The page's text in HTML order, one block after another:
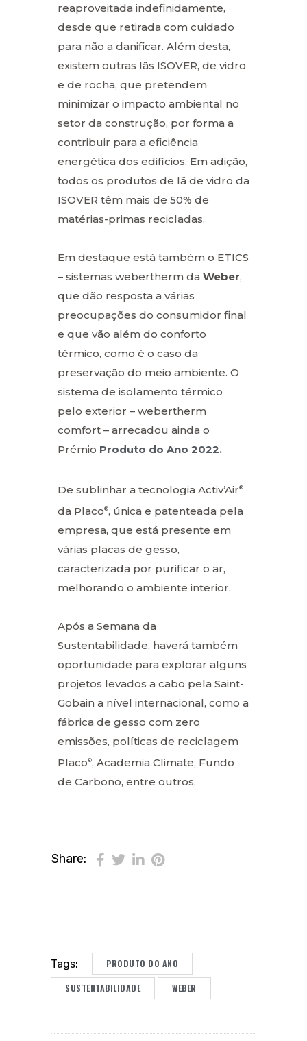
reaproveitada indefinidamente,
desde que retirada com cuidado
para não a danificar. Além desta,
existem outras lãs ISOVER, de vidro
e de rocha, que pretendem
minimizar o impacto ambiental no
setor da construção, por forma a
contribuir para a eficiência
energética dos edifícios. Em adição,
todos os produtos de lã de vidro da
ISOVER têm mais de 50% de
matérias-primas recicladas.
Em destaque está também o ETICS
– sistemas webertherm da Weber,
que dão resposta a várias
preocupações do consumidor final
e que vão além do conforto
térmico, como é o caso da
preservação do meio ambiente. O
sistema de isolamento térmico
pelo exterior – webertherm
comfort – arrecadou ainda o
Prémio Produto do Ano 2022.
De sublinhar a tecnologia Activ’Air®
da Placo®, única e patenteada pela
empresa, que está presente em
várias placas de gesso,
caracterizada por purificar o ar,
melhorando o ambiente interior.
Após a Semana da
Sustentabilidade, haverá também
oportunidade para explorar alguns
projetos levados a cabo pela Saint-
Gobain a nível internacional, como a
fábrica de gesso com zero
emissões, políticas de reciclagem
Placo®, Academia Climate, Fundo
de Carbono, entre outros.
Share:
Tags: PRODUTO DO ANO
SUSTENTABILIDADE WEBER